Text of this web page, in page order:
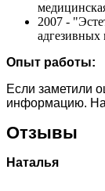
2007 -
адгезивных
Опыт работы:
Если заметили
информацию.
Отзывы
Наталья